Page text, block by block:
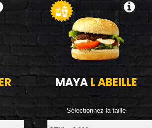
MAYAL ABEILLE
Sélectionnez la taille